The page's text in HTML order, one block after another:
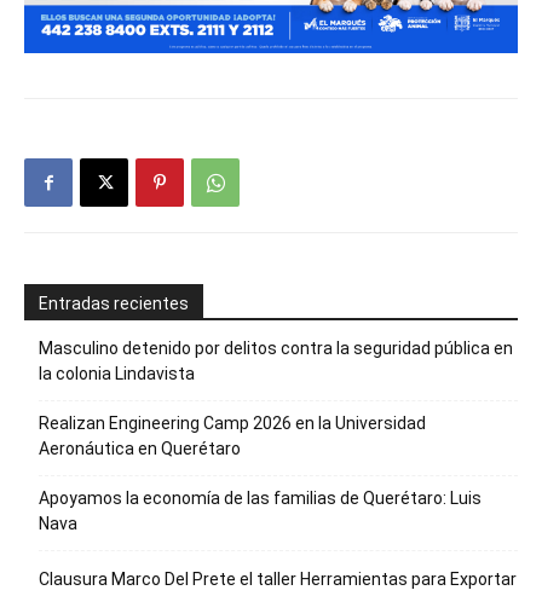
Entradas recientes
Masculino detenido por delitos contra la seguridad pública en
la colonia Lindavista
Realizan Engineering Camp 2026 en la Universidad
Aeronáutica en Querétaro
Apoyamos la economía de las familias de Querétaro: Luis
Nava
Clausura Marco Del Prete el taller Herramientas para Exportar